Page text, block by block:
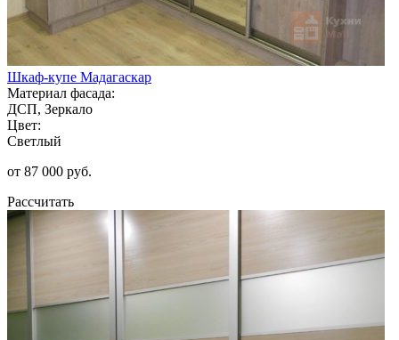
Шкаф-купе Мадагаскар
Материал фасада:
ДСП, Зеркало
Цвет:
Светлый
от 87 000 руб.
Рассчитать